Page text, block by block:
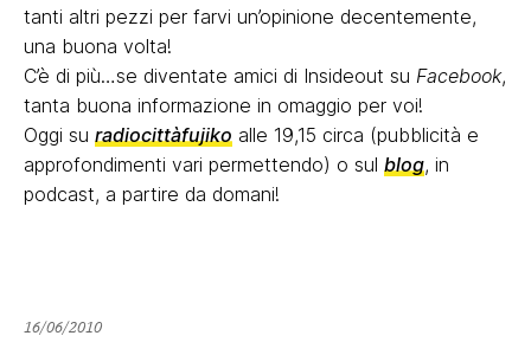
tanti altri pezzi per farvi un’opinione decentemente,
una buona volta!
C’è di più…se diventate amici di Insideout su Facebook,
tanta buona informazione in omaggio per voi!
Oggi su radiocittàfujiko alle 19,15 circa (pubblicità e
approfondimenti vari permettendo) o sul blog, in
podcast, a partire da domani!
16/06/2010